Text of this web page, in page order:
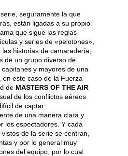
seguramente la que
están ligadas a su propio
que sigue las reglas
y series de «pelotones»,
historias de camaradería,
de un grupo diverso de
y mayores de una
en este caso de la Fuerza
de MASTERS OF THE AIR
de los conflictos aéreos
de captar
de una manera clara y
los espectadores. Y cada
de la serie se centran,
y por lo general muy
del equipo, por lo cual